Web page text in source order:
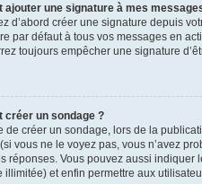
ajouter une signature à mes
d’abord créer une signature depuis
par défaut à tous vos messages en
toujours empêcher une signature
créer un sondage ?
de créer un sondage, lors de la
vous ne le voyez pas, vous n’avez
réponses. Vous pouvez aussi indiquer
illimitée) et enfin permettre aux